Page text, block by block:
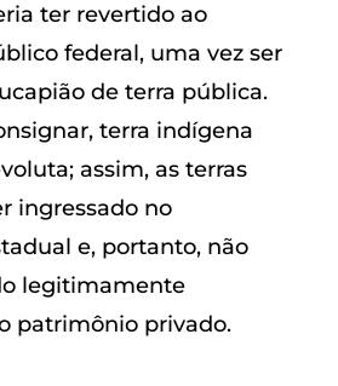
ter revertido ao
federal, uma vez ser
de terra pública.
terra indígena
assim, as terras
ingressado no
e, portanto, não
legitimamente
patrimônio privado.